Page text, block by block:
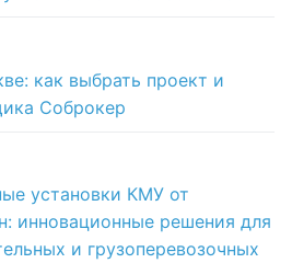
как выбрать проект и
Соброкер
установки КМУ от
инновационные решения для
и грузоперевозочных